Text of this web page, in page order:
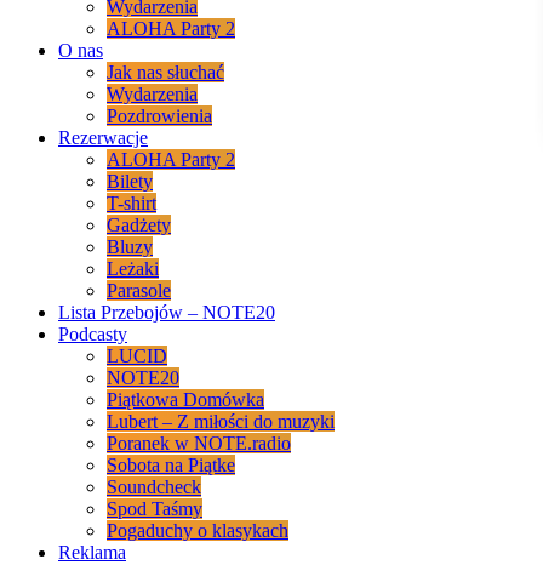
Wydarzenia
ALOHA Party 2
O nas
Jak nas słuchać
Wydarzenia
Pozdrowienia
Rezerwacje
ALOHA Party 2
Bilety
T-shirt
Gadżety
Bluzy
Leżaki
Parasole
Lista Przebojów – NOTE20
Podcasty
LUCID
NOTE20
Piątkowa Domówka
Lubert – Z miłości do muzyki
Poranek w NOTE.radio
Sobota na Piątke
Soundcheck
Spod Taśmy
Pogaduchy o klasykach
Reklama